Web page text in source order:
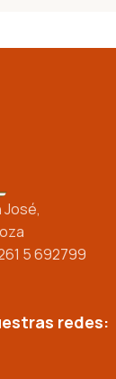
José,
5 692799
redes: